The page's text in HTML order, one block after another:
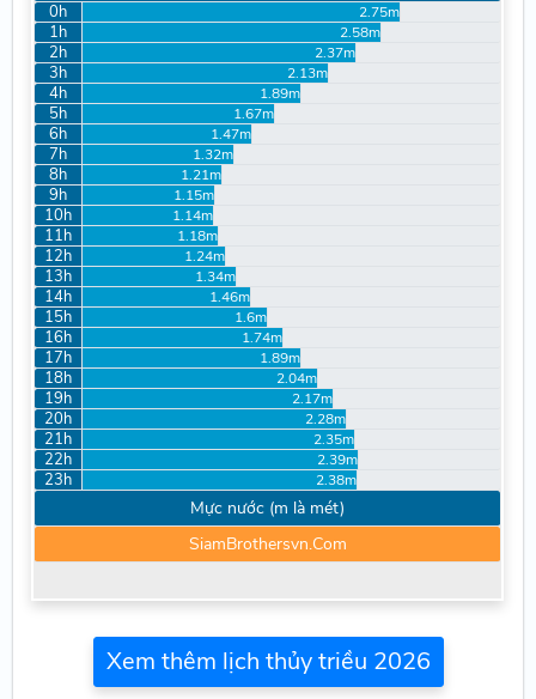
0h 2.75m
1h 2.58m
2h 2.37m
3h 2.13m
4h 1.89m
5h 1.67m
6h 1.47m
7h 1.32m
8h 1.21m
9h 1.15m
10h 1.14m
11h 1.18m
12h 1.24m
13h 1.34m
14h 1.46m
15h 1.6m
16h 1.74m
17h 1.89m
18h 2.04m
19h 2.17m
20h 2.28m
21h 2.35m
22h 2.39m
23h 2.38m
Mực nước (m là mét)
SiamBrothersvn.Com
Xem thêm lịch thủy triều 2026